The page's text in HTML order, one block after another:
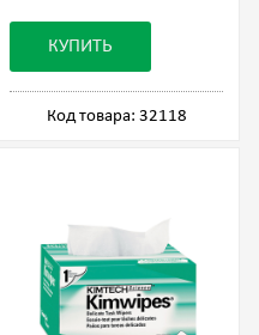
КУПИТЬ
Код товара: 32118